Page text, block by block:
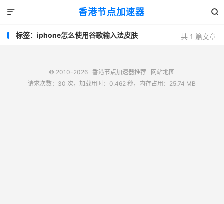
香港节点加速器 

共 1 篇文章
标签：iphone怎么使用谷歌输入法皮肤
© 2010-2026 香港节点加速器推荐
网站地图
请求次数：30 次，加载用时：0.462 秒，内存占用：25.74 MB